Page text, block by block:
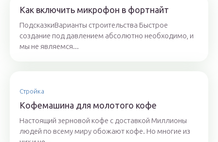
Как включить микрофон в фортнайт
ПодсказкиВарианты строительства Быстрое
создание под давлением абсолютно необходимо, и
мы не являемся...
Стройка
Кофемашина для молотого кофе
Настоящий зерновой кофе с доставкой Миллионы
людей по всему миру обожают кофе. Но многие из